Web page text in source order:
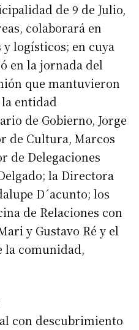
de 9 de Julio,
colaborará en
logísticos; en cuya
en la jornada del
que mantuvieron
entidad
de Gobierno, Jorge
de Cultura, Marcos
de Delegaciones
la Directora
D´acunto; los
de Relaciones con
y Gustavo Ré y el
la comunidad,
con descubrimiento